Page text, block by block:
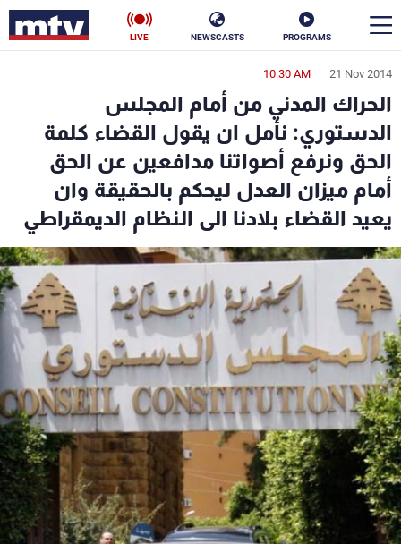
PROGRAMS
NEWSCASTS
LIVE
21 Nov 2014
10:30 AM
الحراك المدني من أمام المجلس
الدستوري: نأمل ان يقول القضاء كلمة
الحق ونرفع أصواتنا مدافعين عن الحق
أمام ميزان العدل ليحكم بالحقيقة وان
يعيد القضاء بلادنا الى النظام الديمقراطي
en
الأخبار
سياسة ناس
إقتصاد فن
منوعات رياضة
كأس العالم
البرامج
جدول البرامج
شاهد البرامج
الترددات
عن MTV
الإنـتـاج
لاعلاناتكم
وظائف
تواصل معنا
شروط الإسـتخدام